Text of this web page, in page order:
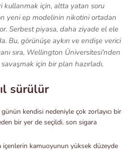
kullanmak için, altta yatan soru
yeni ep modelinin nikotini ortadan
Serbest piyasa, daha ziyade el ele
Bu, görünüşe aykırı ve endişe verici
sıra, Wellington Üniversitesi'nden
için bir plan hazırladı.
sürülür
kendisi nedeniyle çok zorlayıcı bir
bir yer de seçildi. son sigara
içenlerin kamuoyunun yüksek düzeyde